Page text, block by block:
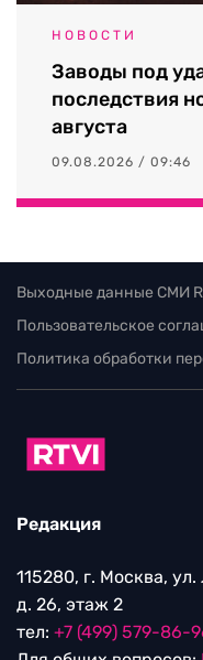
НОВОСТИ
Заводы под
последствия
августа
09.08.2026 / 09:46
Выходные данные СМИ
Пользовательское
Политика обработки
Редакция
115280, г. Москва,
д. 26, этаж 2
тел: +7 (499) 579-86-